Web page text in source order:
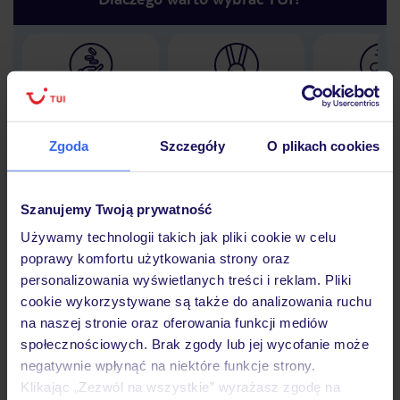
Zgoda Szczegóły O plikach cookies
Szanujemy Twoją prywatność
Używamy technologii takich jak pliki cookie w celu
poprawy komfortu użytkowania strony oraz
personalizowania wyświetlanych treści i reklam. Pliki
cookie wykorzystywane są także do analizowania ruchu
na naszej stronie oraz oferowania funkcji mediów
społecznościowych. Brak zgody lub jej wycofanie może
negatywnie wpłynąć na niektóre funkcje strony.
Klikając „Zezwól na wszystkie” wyrażasz zgodę na
Lider niskich cen 30 lat w
Hotel
Opinie
Pokoje